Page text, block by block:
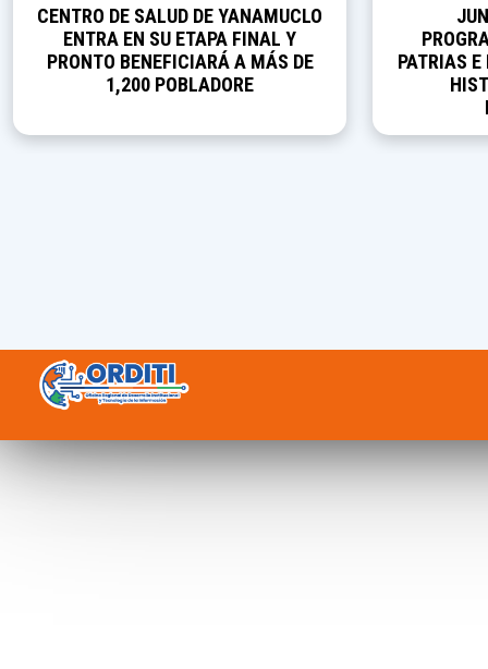
CENTRO DE SALUD DE YANAMUCLO
ENTRA EN SU ETAPA FINAL Y
PRONTO BENEFICIARÁ A MÁS DE
1,200 POBLADORE
PATRIAS